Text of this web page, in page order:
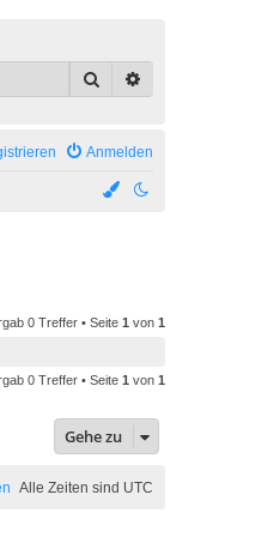
Suche
Anmelden
0 Treffer • Seite 1 von 1
0 Treffer • Seite 1 von 1
Gehe zu
Alle Zeiten sind UTC